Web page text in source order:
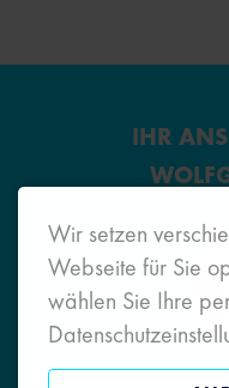
IHR
Wir setzen
Webseite für Sie
wählen Sie Ihre